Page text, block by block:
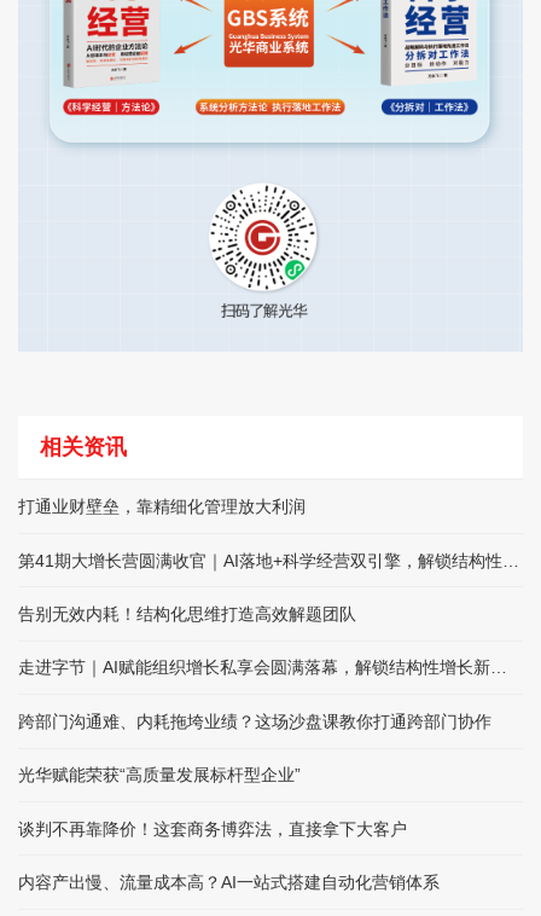
相关资讯
打通业财壁垒，靠精细化管理放大利润
告别无效内耗！结构化思维打造高效解题团队
走进字节｜AI赋能组织增长私享会圆满落幕，解锁结构性增长新路径
跨部门沟通难、内耗拖垮业绩？这场沙盘课教你打通跨部门协作
光华赋能荣获“高质量发展标杆型企业”
谈判不再靠降价！这套商务博弈法，直接拿下大客户
内容产出慢、流量成本高？AI一站式搭建自动化营销体系